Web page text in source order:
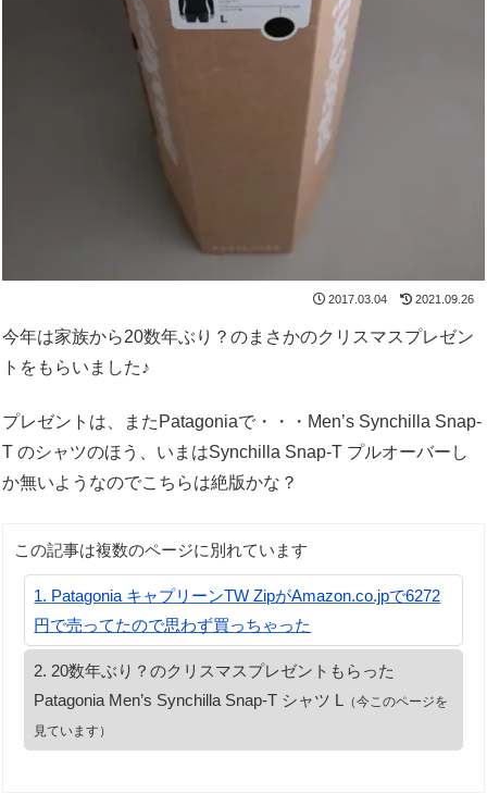
2017.03.04 2021.09.26
今年は家族から20数年ぶり？のまさかのクリスマスプレゼン
トをもらいました♪
プレゼントは、またPatagoniaで・・・Men’s Synchilla Snap-
T のシャツのほう、いまはSynchilla Snap-T プルオーバーし
か無いようなのでこちらは絶版かな？
この記事は複数のページに別れています
Patagonia キャプリーンTW ZipがAmazon.co.jpで6272
円で売ってたので思わず買っちゃった
20数年ぶり？のクリスマスプレゼントもらった
Patagonia Men’s Synchilla Snap-T シャツ L （今このページを
見ています）